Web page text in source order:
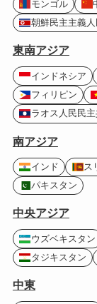
モンゴル
朝鮮民主主義
東南アジア
インドネシア
フィリピン
ラオス人民民主
南アジア
インド ス
パキスタン
中央アジア
ウズベキスタン
タジキスタン
中東